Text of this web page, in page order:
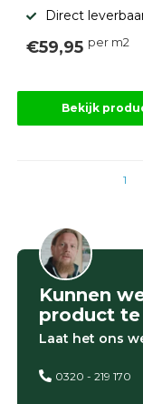
Direct
€59,95 per m2
Bekijk
1
Kunnen
product te
Laat het ons
0320 - 219 170